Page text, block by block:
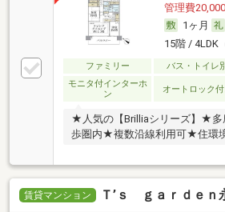
管理費
1ヶ月
15階 / 4LDK
ファミリー バス・トイレ
モニタ付インターホ
ン
オートロック付
★人気の【Brilliaシリーズ】★多
歩圏内★複数沿線利用可★住環
賃貸マンション Ｔ’ｓ ｇａｒｄｅｎ